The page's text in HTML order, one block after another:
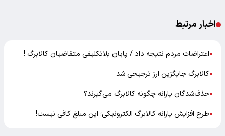
اخبار مرتبط
●اعتراضات مردم نتیجه داد / پایان بلاتکلیفی متقاضیان کالابرگ !
●کالابرگ جایگزین ارز ترجیحی شد
●حذف‌شدگان یارانه چگونه کالابرگ می‌گیرند؟
●طرح افزایش یارانه کالابرگ الکترونیکی؛ این مبلغ کافی نیست!